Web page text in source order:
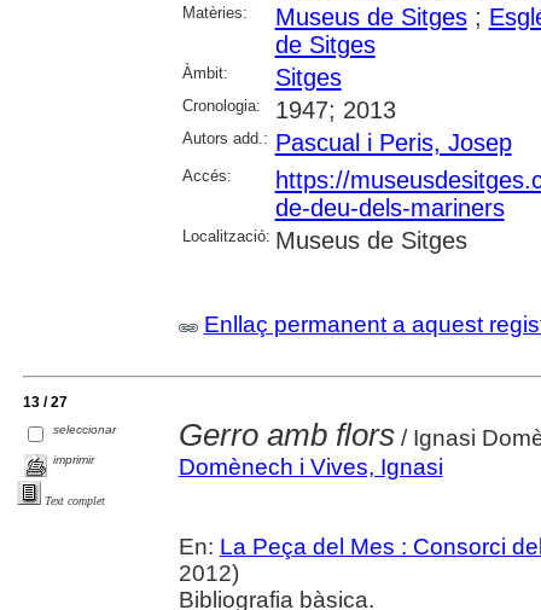
Matèries: Museus de Sitges;
de Sitges
Àmbit: Sitges
Cronologia: 1947; 2013
Autors add.: Pascual i Peris, Josep
Accés:
https://
de-deu-dels-mariners
Localització: Museus de Sitges
Enllaç permanent a aquest
13 / 27
seleccionar
imprimir
Text complet
Gerro amb flors/ Ignasi
Domènech i Vives, Ignasi
En: La Peça del Mes : Consorci
2012)
Bibliografia bàsica.